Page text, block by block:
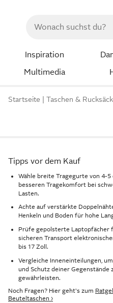
Inspiration
Multimedia
Startseite Taschen &
Tipps vor dem Kauf
Wähle breite Tragegurte von 4-5
besseren Tragekomfort bei
Lasten.
Achte auf verstärkte
Henkeln und Boden für hohe
Prüfe gepolsterte Laptopfächer
sicheren Transport
bis 17 Zoll.
Vergleiche Inneneinteilungen,
und Schutz deiner Gegenstände
gewährleisten.
Noch Fragen? Hier geht's zum
Beuteltaschen ›